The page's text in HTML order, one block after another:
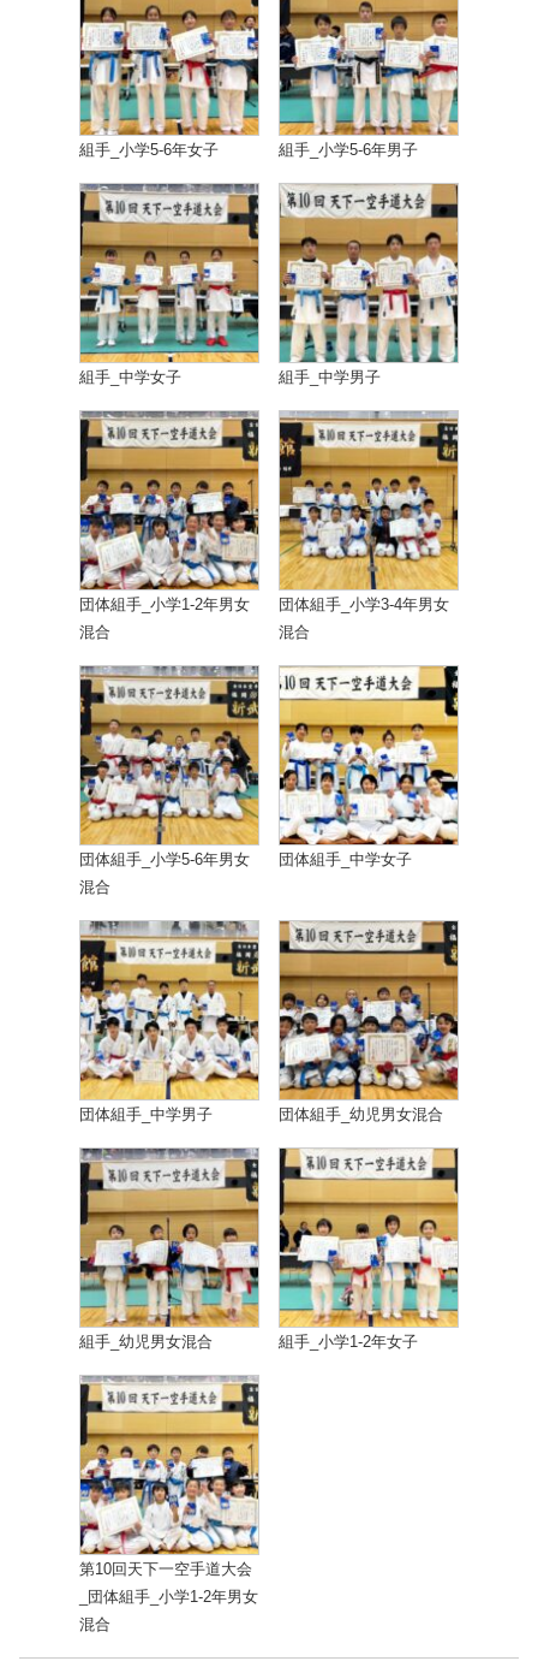
組手_小学5-6年女子 組手_小学5-6年男子
組手_中学女子 組手_中学男子
団体組手_小学1-2年男女
混合
団体組手_小学3-4年男女
混合
団体組手_小学5-6年男女
混合
団体組手_中学女子
団体組手_中学男子 団体組手_幼児男女混合
組手_幼児男女混合 組手_小学1-2年女子
第10回天下一空手道大会
_団体組手_小学1-2年男女
混合